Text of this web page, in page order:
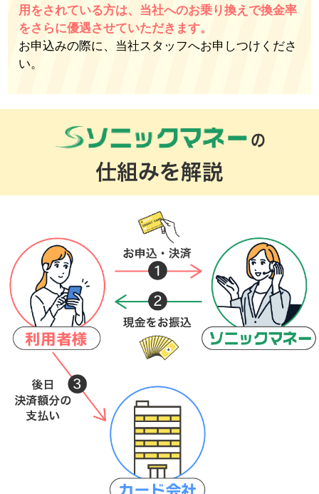
用をされている方は、当社へのお乗り換えで換金率
をさらに優遇させていただきます。
お申込みの際に、当社スタッフへお申しつけくださ
い。